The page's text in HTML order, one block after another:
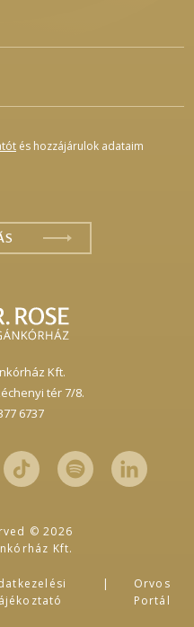
Kft.
tér 7/8.
6737
és hozzájárulok adataim
© 2026
Kft.
Orvos
Portál